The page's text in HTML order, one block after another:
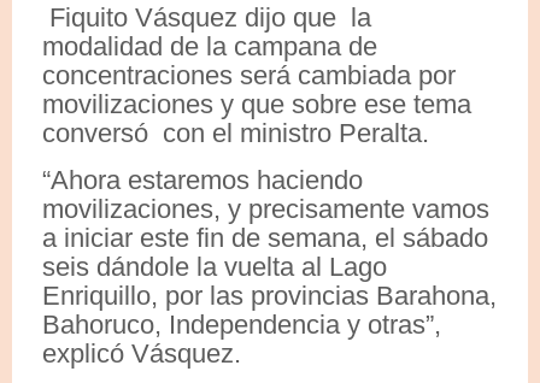
Fiquito Vásquez dijo que la
modalidad de la campana de
concentraciones será cambiada por
movilizaciones y que sobre ese tema
conversó con el ministro Peralta.
“Ahora estaremos haciendo
movilizaciones, y precisamente vamos
a iniciar este fin de semana, el sábado
seis dándole la vuelta al Lago
Enriquillo, por las provincias Barahona,
Bahoruco, Independencia y otras”,
explicó Vásquez.